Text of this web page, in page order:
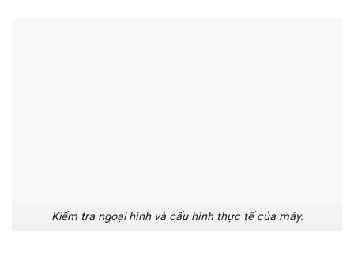
Kiểm tra ngoại hình và cấu hình thực tế của máy.